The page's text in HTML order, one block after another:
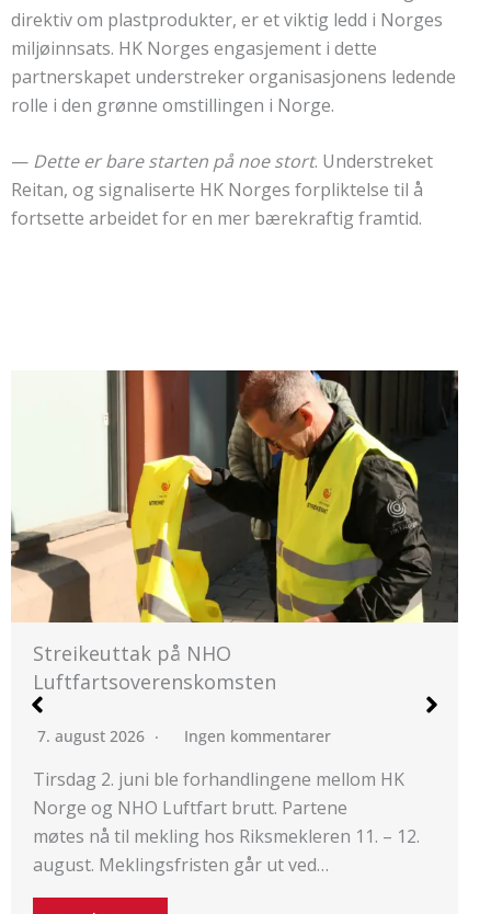
direktiv om plastprodukter, er et viktig ledd i Norges
miljøinnsats. HK Norges engasjement i dette
partnerskapet understreker organisasjonens ledende
rolle i den grønne omstillingen i Norge.
— Dette er bare starten på noe stort. Understreket
Reitan, og signaliserte HK Norges forpliktelse til å
fortsette arbeidet for en mer bærekraftig framtid.
HKs medlemmer på NHO
Standardoverenskomsten stemte JA
5. august 2026 Ingen kommentarer
Et flertall av HKs medlemmer som jobber på
arbeidsplasser som har
Standardoverenskomsten mellom HK Norge…
Read More